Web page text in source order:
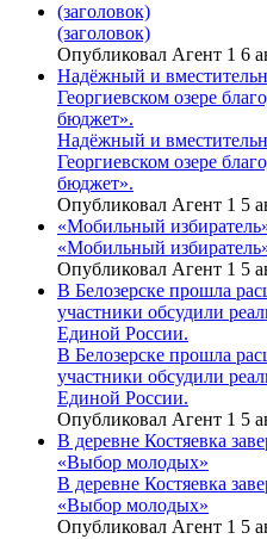
(заголовок)
(заголовок)
Опубликовал Агент 1 6
Надёжный и
Георгиевском озере
бюджет».
Надёжный и
Георгиевском озере
бюджет».
Опубликовал Агент 1 5
«Мобильный
«Мобильный
Опубликовал Агент 1 5
В Белозерске прошла
участники обсудили
Единой России.
В Белозерске прошла
участники обсудили
Единой России.
Опубликовал Агент 1 5
В деревне Костяевка
«Выбор молодых»
В деревне Костяевка
«Выбор молодых»
Опубликовал Агент 1 5